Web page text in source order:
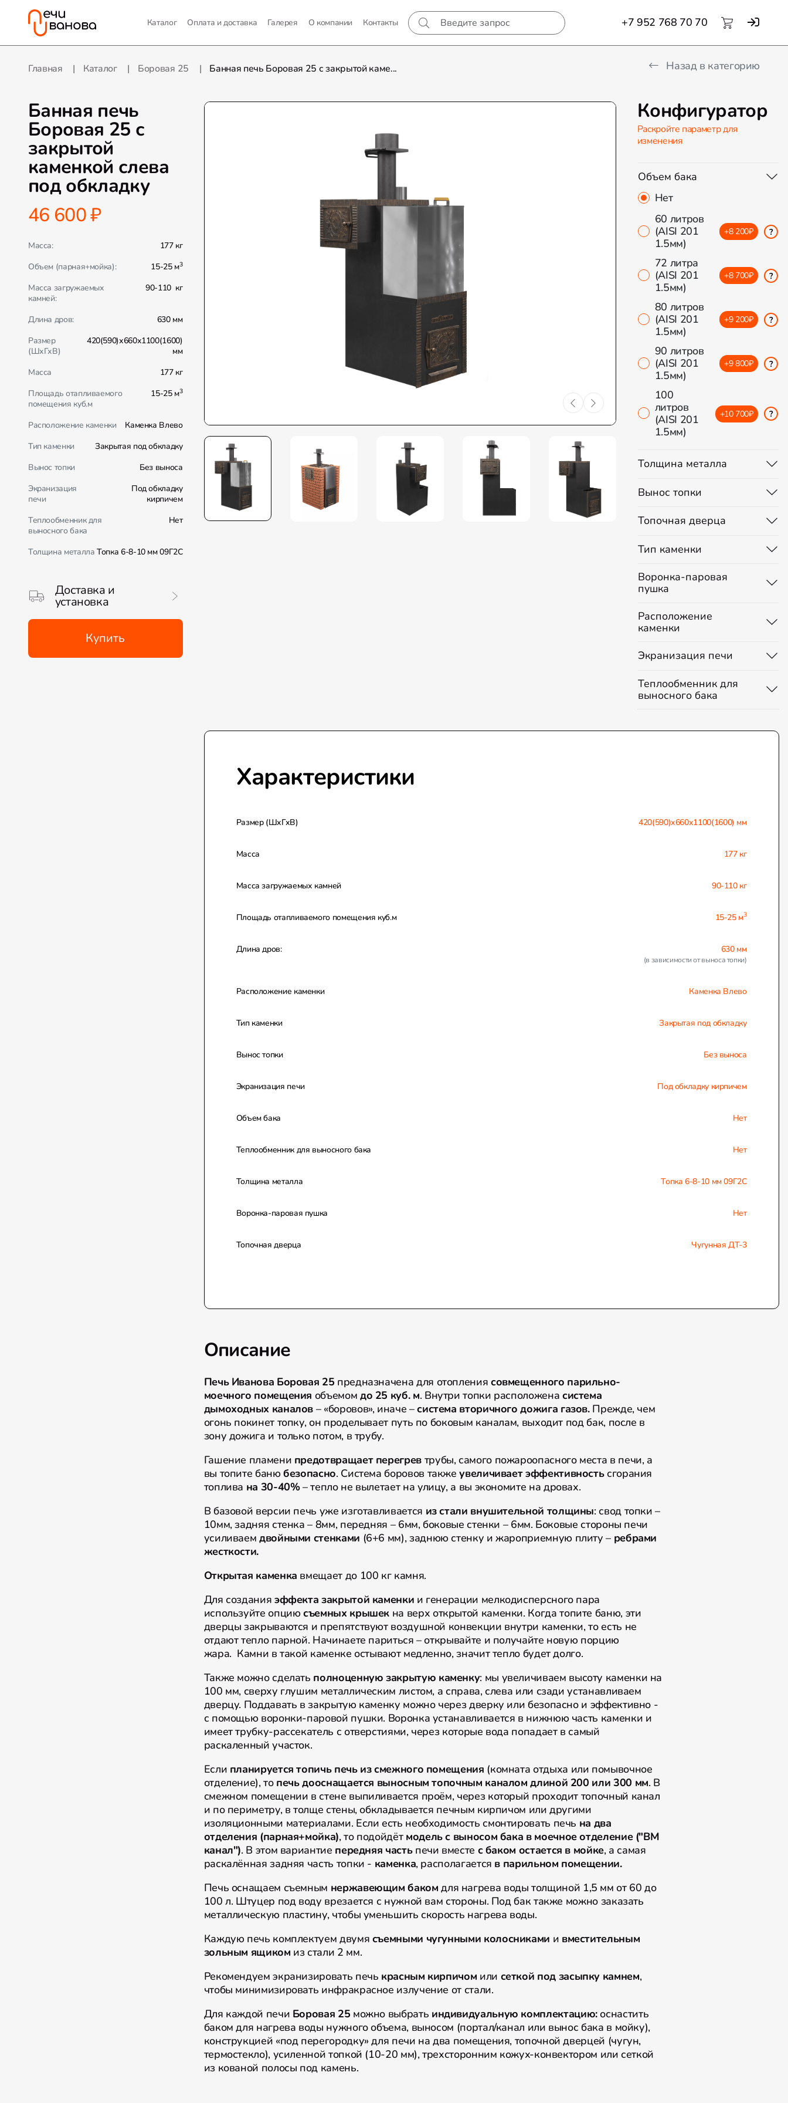
Каталог Оплата и доставка Галерея О компании Контакты +7 952 768 70 70
Главная Каталог Боровая 25 Банная печь Боровая 25 с закрытой каме... Назад в категорию
Банная печь
Боровая 25 с
закрытой
каменкой слева
под обкладку
46 600 ₽
Масса:
177 кг
Объем (парная+мойка):
15-25 м3
Масса загружаемых
камней:
90-110 кг
Длина дров:
630 мм
Размер
(ШхГхВ)
420(590)х660х1100(1600)
мм
Масса
177 кг
Площадь отапливаемого
помещения куб.м
15-25 м3
Расположение каменки
Каменка Влево
Тип каменки
Закрытая под обкладку
Вынос топки
Без выноса
Экранизация
печи
Под обкладку
кирпичем
Теплообменник для
выносного бака
Нет
Толщина металла Топка 6-8-10 мм 09Г2С
Доставка и
установка
Купить
Конфигуратор
Раскройте параметр для
изменения
Расположение
каменки
Тип каменки
Вынос топки
Экранизация печи
Объем бака
Нет
60 литров
(AISI 201
1.5мм)
+8 200₽ ?
72 литра
(AISI 201
1.5мм)
+8 700₽ ?
80 литров
(AISI 201
1.5мм)
+9 200₽ ?
90 литров
(AISI 201
1.5мм)
+9 800₽ ?
100
литров
(AISI 201
1.5мм)
+10 700₽ ?
Теплообменник для
выносного бака
Толщина металла
Воронка-паровая
пушка
Топочная дверца
Характеристики
Размер (ШхГхВ) 420(590)х660х1100(1600) мм
Масса 177 кг
Масса загружаемых камней 90-110 кг
Площадь отапливаемого помещения куб.м 15-25 м3
Длина дров: 630 мм
(в зависимости от выноса топки)
Расположение каменки Каменка Влево
Тип каменки Закрытая под обкладку
Вынос топки Без выноса
Экранизация печи Под обкладку кирпичем
Объем бака Нет
Теплообменник для выносного бака Нет
Толщина металла Топка 6-8-10 мм 09Г2С
Воронка-паровая пушка Нет
Топочная дверца Чугунная ДТ-3
Описание
Печь Иванова Боровая 25 предназначена для отопления совмещенного парильно-
моечного помещения объемом до 25 куб. м. Внутри топки расположена система
дымоходных каналов – «боровов», иначе –система вторичного дожига газов.Прежде, чем
огонь покинет топку, он проделывает путь по боковым каналам, выходит под бак, после в
зону дожига и только потом, в трубу.
Гашение пламени предотвращает перегревтрубы, самого пожароопасного места в печи, а
вы топите банюбезопасно. Система боровов такжеувеличивает эффективностьсгорания
топлива на 30-40%– тепло не вылетает на улицу, а вы экономите на дровах.
В базовой версии печь уже изготавливается из стали внушительной толщины: свод топки –
10мм, задняя стенка – 8мм, передняя – 6мм, боковые стенки – 6мм. Боковые стороны печи
усиливаемдвойными стенками (6+6 мм), заднюю стенку и жароприемную плиту – ребрами
жесткости.
Открытая каменка вмещает до 100 кг камня.
Для создания эффекта закрытой каменки и генерации мелкодисперсного пара
используйте опциюсъемных крышек на верх открытой каменки. Когда топите баню, эти
дверцы закрываются и препятствуют воздушной конвекции внутри каменки, то есть не
отдают тепло парной. Начинаете париться – открывайте и получайте новую порцию
жара. Камни в такой каменке остывают медленно, значит тепло будет долго.
Также можно сделать полноценную закрытую каменку: мы увеличиваем высоту каменки на
100 мм, сверху глушим металлическим листом, а справа, слева или сзади устанавливаем
дверцу. Поддавать в закрытую каменку можно через дверку или безопасно и эффективно -
с помощью воронки-паровой пушки. Воронка устанавливается в нижнюю часть каменки и
имеет трубку-рассекатель с отверстиями, через которые вода попадает в самый
раскаленный участок.
Если планируется топичь печь из смежного помещения (комната отдыха или помывочное
отделение), то печь дооснащается выносным топочным каналом длиной 200 или 300 мм. В
смежном помещении в стене выпиливается проём, через который проходит топочный канал
и по периметру, в толще стены, обкладывается печным кирпичом или другими
изоляционными материалами. Если есть необходимость смонтировать печь на два
отделения (парная+мойка), то подойдёт модель с выносом бака в моечное отделение ("ВМ
канал"). В этом вариантие передняя частьпечи вместе с баком остается в мойке, а самая
раскалённая задняя часть топки - каменка, располагается в парильном помещении.
Печь оснащаем съемным нержавеющим баком для нагрева воды толщиной 1,5 мм от 60 до
100 л. Штуцер под воду врезается с нужной вам стороны. Под бак также можно заказать
металлическую пластину, чтобы уменьшить скорость нагрева воды.
Каждую печь комплектуем двумя съемными чугунными колосниками и вместительным
зольным ящиком из стали 2 мм.
Рекомендуем экранизировать печь красным кирпичом или сеткой под засыпку камнем,
чтобы минимизировать инфракрасное излучение от стали.
Для каждой печи Боровая 25 можно выбрать индивидуальную комплектацию: оснастить
баком для нагрева воды нужного объема, выносом (портал/канал или вынос бака в мойку),
конструкцией «под перегородку» для печи на два помещения, топочной дверцей (чугун,
термостекло), усиленной топкой (10-20 мм), трехсторонним кожух-конвектором или сеткой
из кованой полосы под камень.